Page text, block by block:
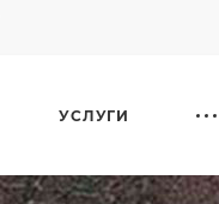
УСЛУГИ